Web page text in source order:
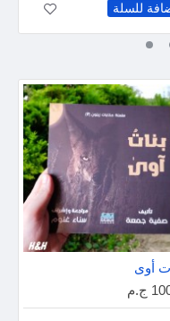
للسلة
أوى
ج.م